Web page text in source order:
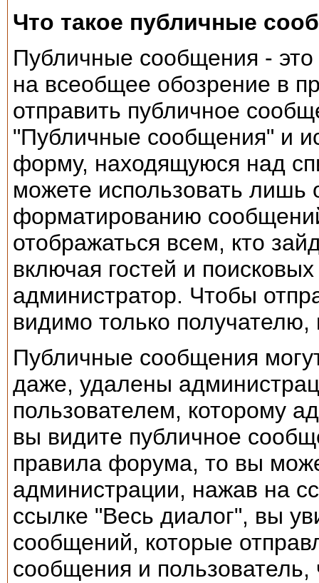
Что такое публичные
Публичные сообщения -
на всеобщее обозрение в
отправить публичное
"Публичные сообщения" и
форму, находящуюся над
можете использовать
форматированию
отображаться всем, кто
включая гостей и
администратор. Чтобы
видимо только
Публичные сообщения
даже, удалены
пользователем, которому
вы видите публичное
правила форума, то вы
администрации, нажав на
ссылке "Весь диалог", вы
сообщений, которые
сообщения и